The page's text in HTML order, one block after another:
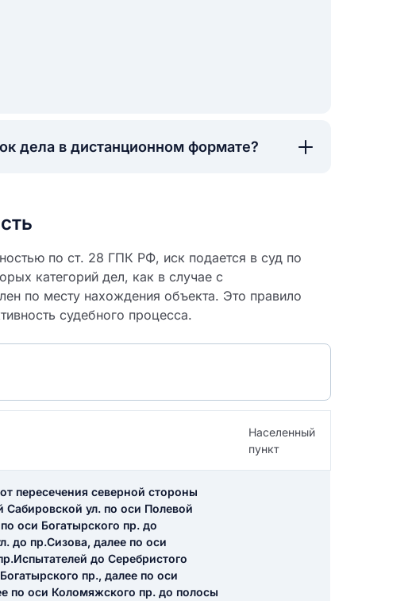
дела в дистанционном формате?
по ст. 28 ГПК РФ, иск подается в суд по
категорий дел, как в случае с
по месту нахождения объекта. Это правило
судебного процесса.
Населенный
пункт
пересечения северной стороны
ул. по оси Полевой
оси Богатырского пр. до
до пр.Сизова, далее по оси
до Серебристого
пр., далее по оси
по оси Коломяжского пр. до полосы
судебный
публикацию отзыва